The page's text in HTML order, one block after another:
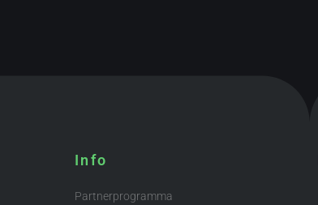
Info
Partnerprogramma